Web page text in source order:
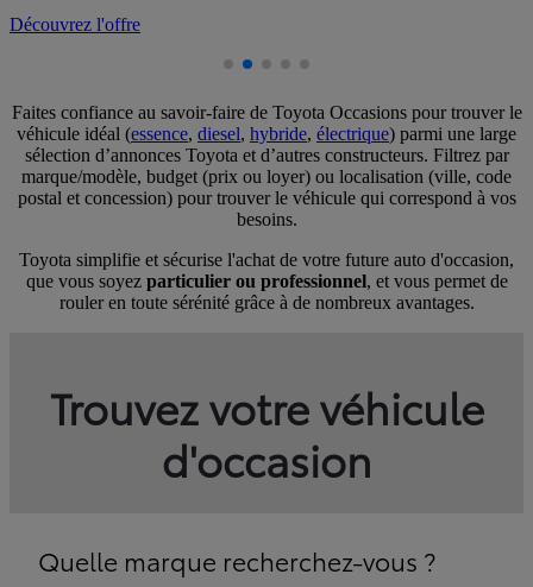
Faites confiance au savoir-faire de Toyota Occasions pour trouver le
véhicule idéal (essence, diesel, hybride, électrique) parmi une large
sélection d’annonces Toyota et d’autres constructeurs. Filtrez par
marque/modèle, budget (prix ou loyer) ou localisation (ville, code
postal et concession) pour trouver le véhicule qui correspond à vos
besoins.
Toyota simplifie et sécurise l'achat de votre future auto d'occasion,
que vous soyez particulier ou professionnel, et vous permet de
rouler en toute sérénité grâce à de nombreux avantages.
Trouvez votre véhicule
d'occasion
Quelle marque recherchez-vous ?